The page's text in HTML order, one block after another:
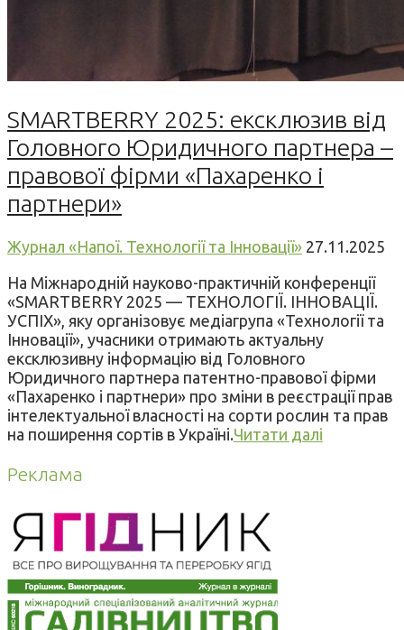
SMARTBERRY 2025: ексклюзив від
Головного Юридичного партнера –
правової фірми «Пахаренко і
партнери»
Журнал «Напої. Технології та Інновації» 27.11.2025
На Міжнародній науково-практичній конференції
«SMARTBERRY 2025 — ТЕХНОЛОГІЇ. ІННОВАЦІЇ.
УСПІХ», яку організовує медіагрупа «Технології та
Інновації», учасники отримають актуальну
ексклюзивну інформацію від Головного
Юридичного партнера патентно-правової фірми
«Пахаренко і партнери» про зміни в реєстрації прав
інтелектуальної власності на сорти рослин та прав
на поширення сортів в Україні.Читати далі
Реклама